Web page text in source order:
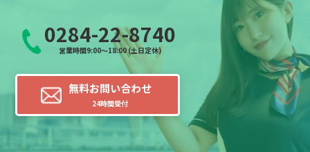
0284-22-8740
営業時間9:00～18:00 (土日定休)
無料お問い合わせ
24時間受付